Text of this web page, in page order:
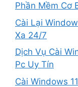
Phần Mềm Cơ
Cài Lại
Xa 24/7
Dịch Vụ Cài
Pc Uy Tín
Cài Windows